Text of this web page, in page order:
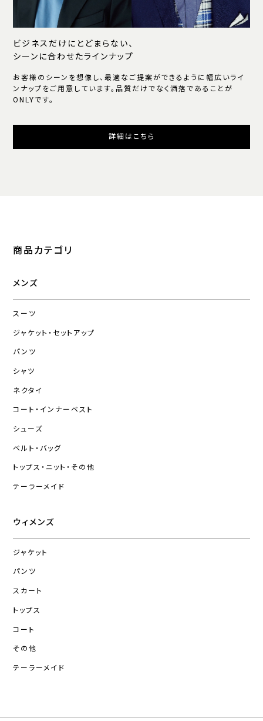
ビジネスだけにとどまらない、
シーンに合わせたラインナップ
お客様のシーンを想像し、最適なご提案ができるように幅広いライ
ンナップをご用意しています。品質だけでなく洒落であることが
ONLYです。
詳細はこちら
商品カテゴリ
メンズ
スーツ
ジャケット・セットアップ
パンツ
シャツ
ネクタイ
コート・インナーベスト
シューズ
ベルト・バッグ
トップス・ニット・その他
テーラーメイド
ウィメンズ
ジャケット
パンツ
スカート
トップス
コート
その他
テーラーメイド